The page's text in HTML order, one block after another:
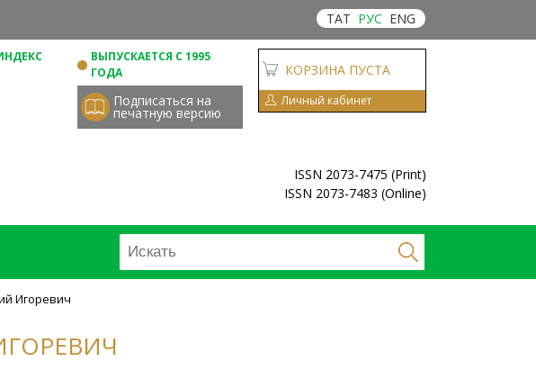
ТАТ РУС ENG
ВЫПУСКАЕТСЯ С 1995
ГОДА
Подписаться на
печатную версию
КОРЗИНА ПУСТА
Личный кабинет
ISSN 2073-7475 (Print)
ISSN 2073-7483 (Online)
Игоревич